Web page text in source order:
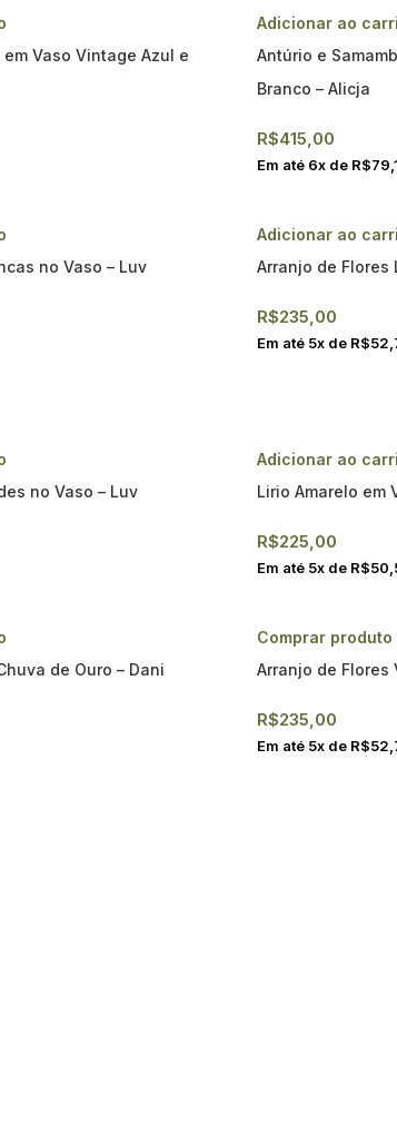
Vaso Vintage Azul e
Adicionar ao
Antúrio e
Branco – Alicja
R$415,00
Em até 6x de R$
no Vaso – Luv
Adicionar ao
Arranjo de Flores
R$235,00
Em até 5x de R$
no Vaso – Luv
Adicionar ao
Lirio Amarelo em
R$225,00
Em até 5x de R$
de Ouro – Dani
Comprar produto
Arranjo de Flores
R$235,00
Em até 5x de R$